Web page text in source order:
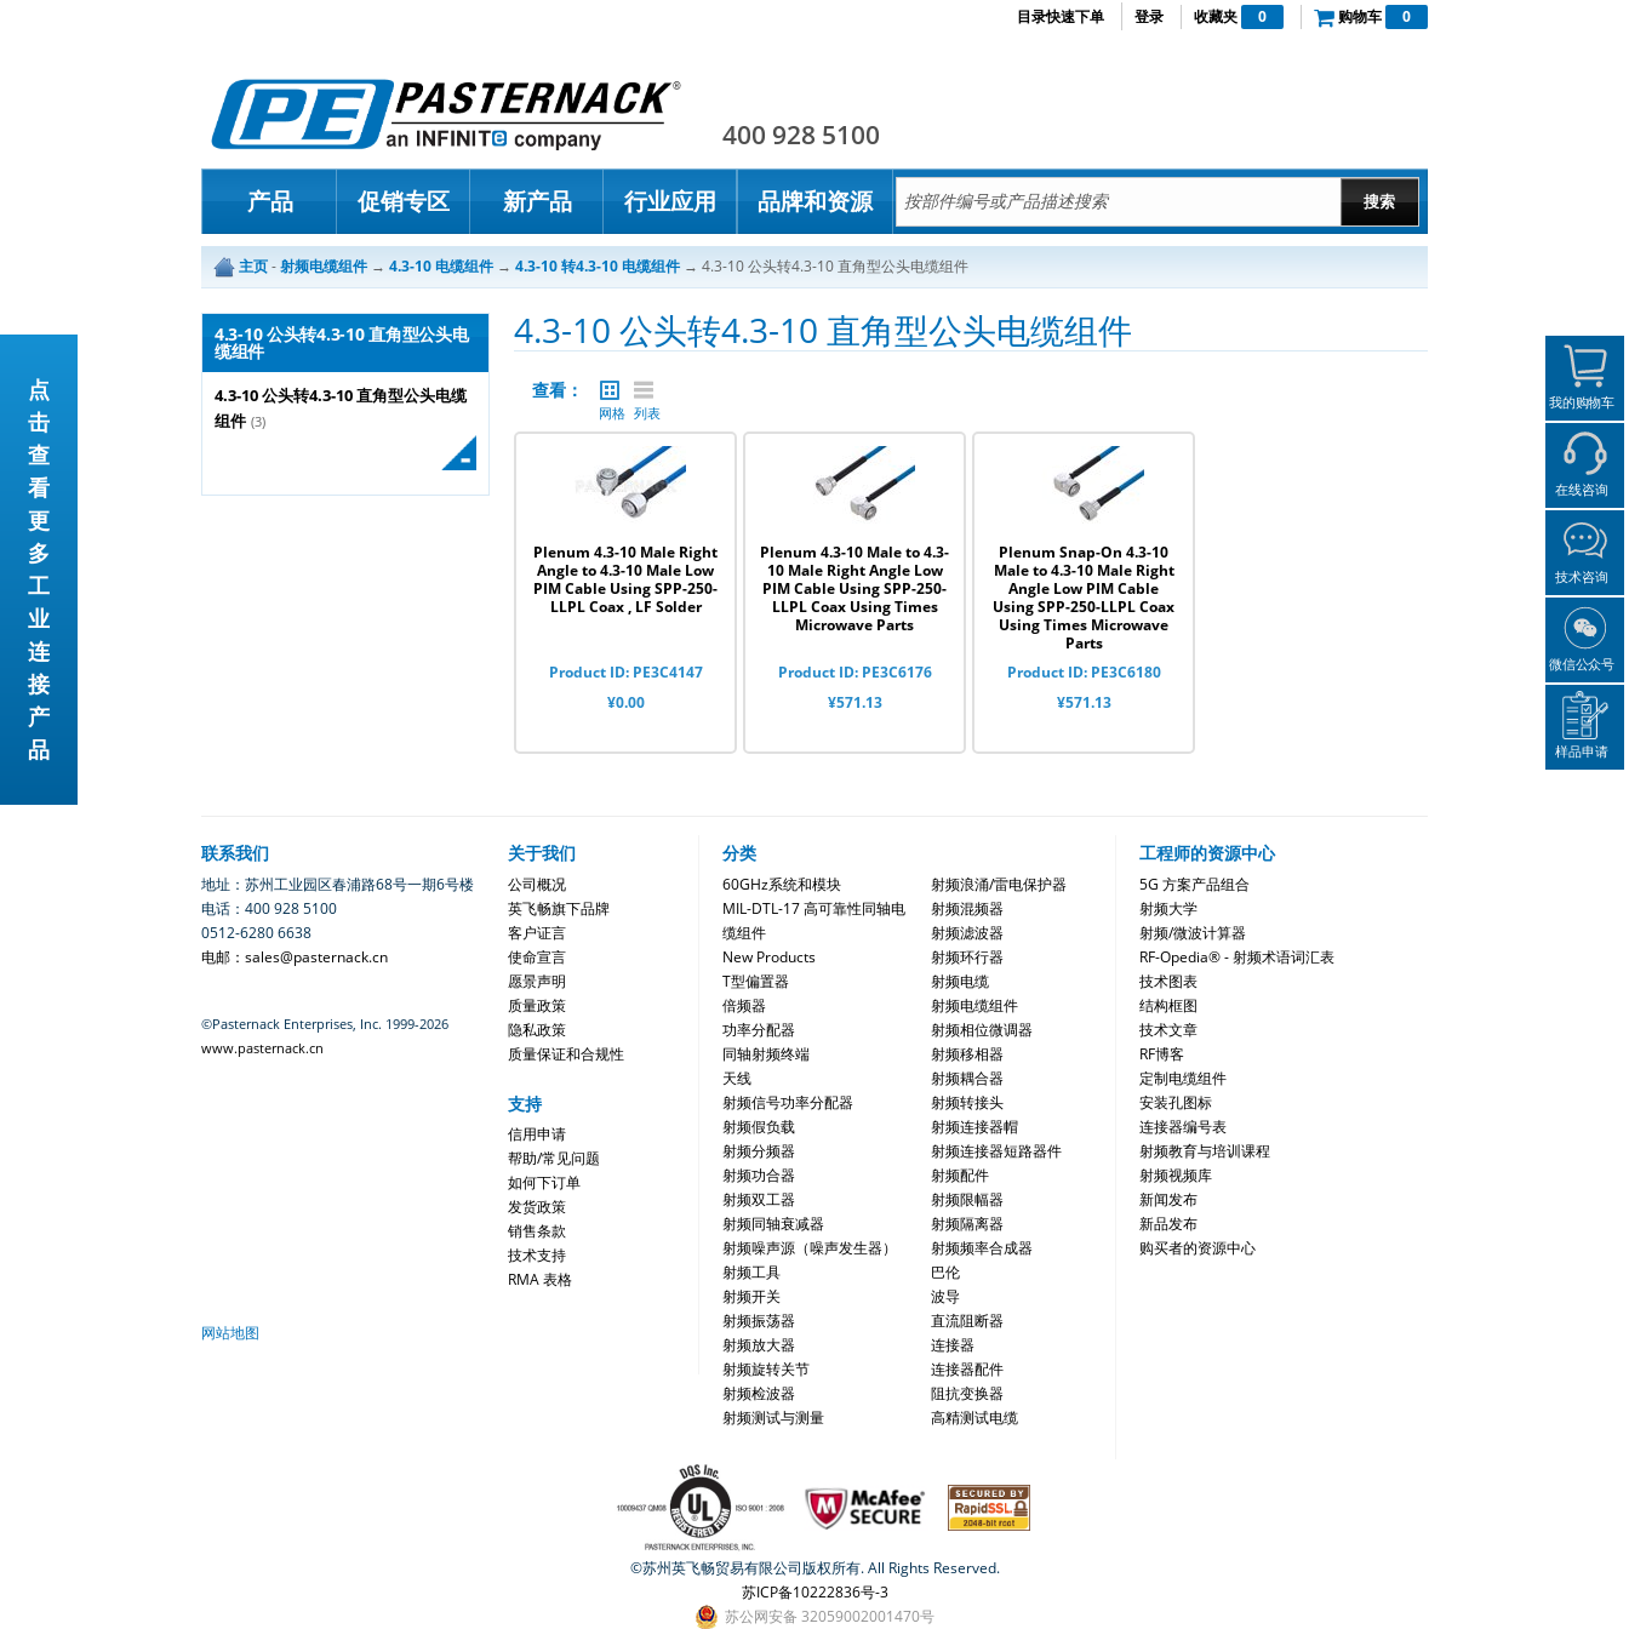
目录快速下单 登录 收藏夹 0 购物车 0
400 928 5100
产品 促销专区 新产品 行业应用 品牌和资源
主页-射频电缆组件→ 4.3-10 电缆组件→ 4.3-10 转4.3-10 电缆组件→ 4.3-10 公头转4.3-10 直角型公头电缆组件
4.3-10 公头转4.3-10 直角型公头电
缆组件
4.3-10 公头转4.3-10 直角型公头电缆
组件 (3)
4.3-10 公头转4.3-10 直角型公头电缆组件
查看：
网格 列表
Plenum 4.3-10 Male Right
Angle to 4.3-10 Male Low
PIM Cable Using SPP-250-
LLPL Coax , LF Solder
Product ID: PE3C4147
¥0.00
Plenum 4.3-10 Male to 4.3-
10 Male Right Angle Low
PIM Cable Using SPP-250-
LLPL Coax Using Times
Microwave Parts
Product ID: PE3C6176
¥571.13
Plenum Snap-On 4.3-10
Male to 4.3-10 Male Right
Angle Low PIM Cable
Using SPP-250-LLPL Coax
Using Times Microwave
Parts
Product ID: PE3C6180
¥571.13
联系我们
地址：苏州工业园区春浦路68号一期6号楼
电话：400 928 5100
0512-6280 6638
电邮：sales@pasternack.cn
©Pasternack Enterprises, Inc. 1999-2026
www.pasternack.cn
关于我们
公司概况
英飞畅旗下品牌
客户证言
使命宣言
愿景声明
质量政策
隐私政策
质量保证和合规性
支持
信用申请
帮助/常见问题
如何下订单
发货政策
销售条款
技术支持
RMA 表格
网站地图
分类
60GHz系统和模块
MIL-DTL-17 高可靠性同轴电
缆组件
New Products
T型偏置器
倍频器
功率分配器
同轴射频终端
天线
射频信号功率分配器
射频假负载
射频分频器
射频功合器
射频双工器
射频同轴衰减器
射频噪声源（噪声发生器）
射频工具
射频开关
射频振荡器
射频放大器
射频旋转关节
射频检波器
射频测试与测量
射频浪涌/雷电保护器
射频混频器
射频滤波器
射频环行器
射频电缆
射频电缆组件
射频相位微调器
射频移相器
射频耦合器
射频转接头
射频连接器帽
射频连接器短路器件
射频配件
射频限幅器
射频隔离器
射频频率合成器
巴伦
波导
直流阻断器
连接器
连接器配件
阻抗变换器
高精测试电缆
工程师的资源中心
5G 方案产品组合
射频大学
射频/微波计算器
RF-Opedia® - 射频术语词汇表
技术图表
结构框图
技术文章
RF博客
定制电缆组件
安装孔图标
连接器编号表
射频教育与培训课程
射频视频库
新闻发布
新品发布
购买者的资源中心
©苏州英飞畅贸易有限公司版权所有. All Rights Reserved.
苏ICP备10222836号-3
苏公网安备 32059002001470号
点
击
查
看
更
多
工
业
连
接
产
品
我的购物车
在线咨询
技术咨询
微信公众号
样品申请